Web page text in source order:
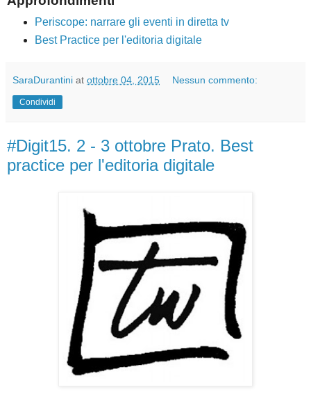
Periscope: narrare gli eventi in diretta tv
Best Practice per l'editoria digitale
SaraDurantini at ottobre 04, 2015 Nessun commento:
Condividi
#Digit15. 2 - 3 ottobre Prato. Best
practice per l'editoria digitale